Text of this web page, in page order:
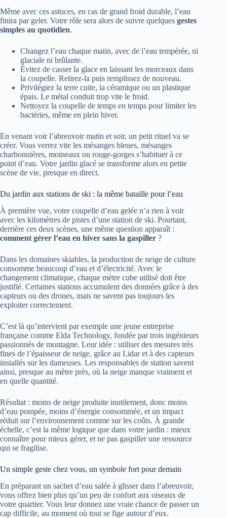
Même avec ces astuces, en cas de grand froid durable, l’eau
finira par geler. Votre rôle sera alors de suivre quelques gestes
simples au quotidien.
Changez l’eau chaque matin, avec de l’eau tempérée, ni
glaciale ni brûlante.
Évitez de casser la glace en laissant les morceaux dans
la coupelle. Retirez-la puis remplissez de nouveau.
Privilégiez la terre cuite, la céramique ou un plastique
épais. Le métal conduit trop vite le froid.
Nettoyez la coupelle de temps en temps pour limiter les
bactéries, même en plein hiver.
En venant voir l’abreuvoir matin et soir, un petit rituel va se
créer. Vous verrez vite les mésanges bleues, mésanges
charbonnières, moineaux ou rouge-gorges s’habituer à ce
point d’eau. Votre jardin glacé se transforme alors en petite
scène de vie, presque en direct.
Du jardin aux stations de ski : la même bataille pour l’eau
À première vue, votre coupelle d’eau gelée n’a rien à voir
avec les kilomètres de pistes d’une station de ski. Pourtant,
derrière ces deux scènes, une même question apparaît :
comment gérer l’eau en hiver sans la gaspiller ?
Dans les domaines skiables, la production de neige de culture
consomme beaucoup d’eau et d’électricité. Avec le
changement climatique, chaque mètre cube utilisé doit être
justifié. Certaines stations accumulent des données grâce à des
capteurs ou des drones, mais ne savent pas toujours les
exploiter correctement.
C’est là qu’intervient par exemple une jeune entreprise
française comme Elda Technology, fondée par trois ingénieurs
passionnés de montagne. Leur idée : utiliser des mesures très
fines de l’épaisseur de neige, grâce au Lidar et à des capteurs
installés sur les dameuses. Les responsables de station savent
ainsi, presque au mètre près, où la neige manque vraiment et
en quelle quantité.
Résultat : moins de neige produite inutilement, donc moins
d’eau pompée, moins d’énergie consommée, et un impact
réduit sur l’environnement comme sur les coûts. À grande
échelle, c’est la même logique que dans votre jardin : mieux
connaître pour mieux gérer, et ne pas gaspiller une ressource
qui se fragilise.
Un simple geste chez vous, un symbole fort pour demain
En préparant un sachet d’eau salée à glisser dans l’abreuvoir,
vous offrez bien plus qu’un peu de confort aux oiseaux de
votre quartier. Vous leur donnez une vraie chance de passer un
cap difficile, au moment où tout se fige autour d’eux.